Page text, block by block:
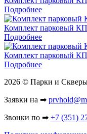
Подробнее
Комплект парковый
Подробнее
Комплект парковый
Подробнее
2026 © Парки и
Заявки на ➡
Звонки по ➡ +7 (351)